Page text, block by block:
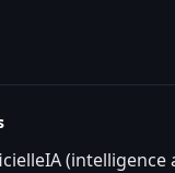
IA (intelligence